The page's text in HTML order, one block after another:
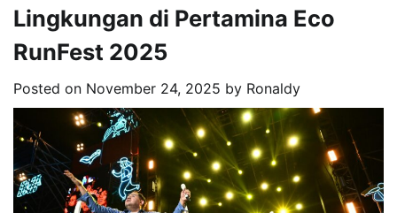
Lingkungan di Pertamina Eco
RunFest 2025
Posted on November 24, 2025 by Ronaldy